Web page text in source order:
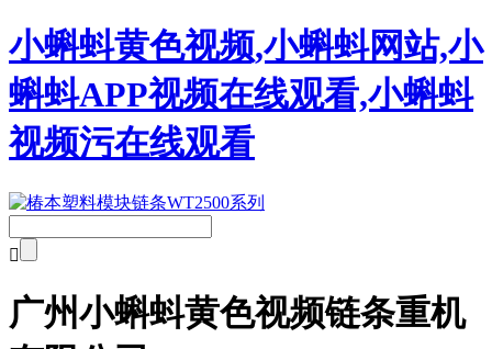
小蝌蚪黄色视频,小蝌蚪网站,小
蝌蚪APP视频在线观看,小蝌蚪
视频污在线观看

广州小蝌蚪黄色视频链条重机